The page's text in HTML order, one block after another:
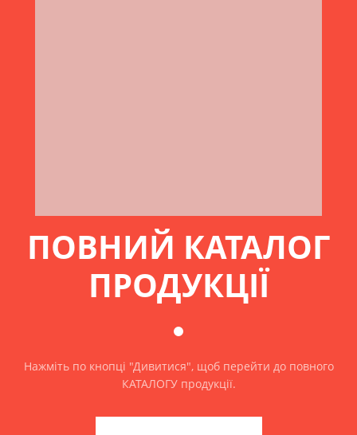
ПОВНИЙ КАТАЛОГ
ПРОДУКЦІЇ
Нажміть по кнопці "Дивитися", щоб перейти до повного
КАТАЛОГУ продукції.